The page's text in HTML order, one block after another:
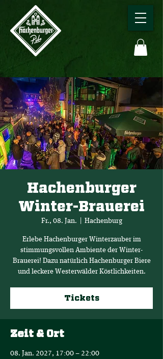
Hachenburger
Winter-Brauerei
Fr., 08. Jan. Hachenburg
Erlebe Hachenburger Winterzauber im
stimmungsvollen Ambiente der Winter-
Brauerei! Dazu natürlich Hachenburger Biere
und leckere Westerwälder Köstlichkeiten.
Tickets
Zeit & Ort
08. Jan. 2027, 17:00 – 22:00